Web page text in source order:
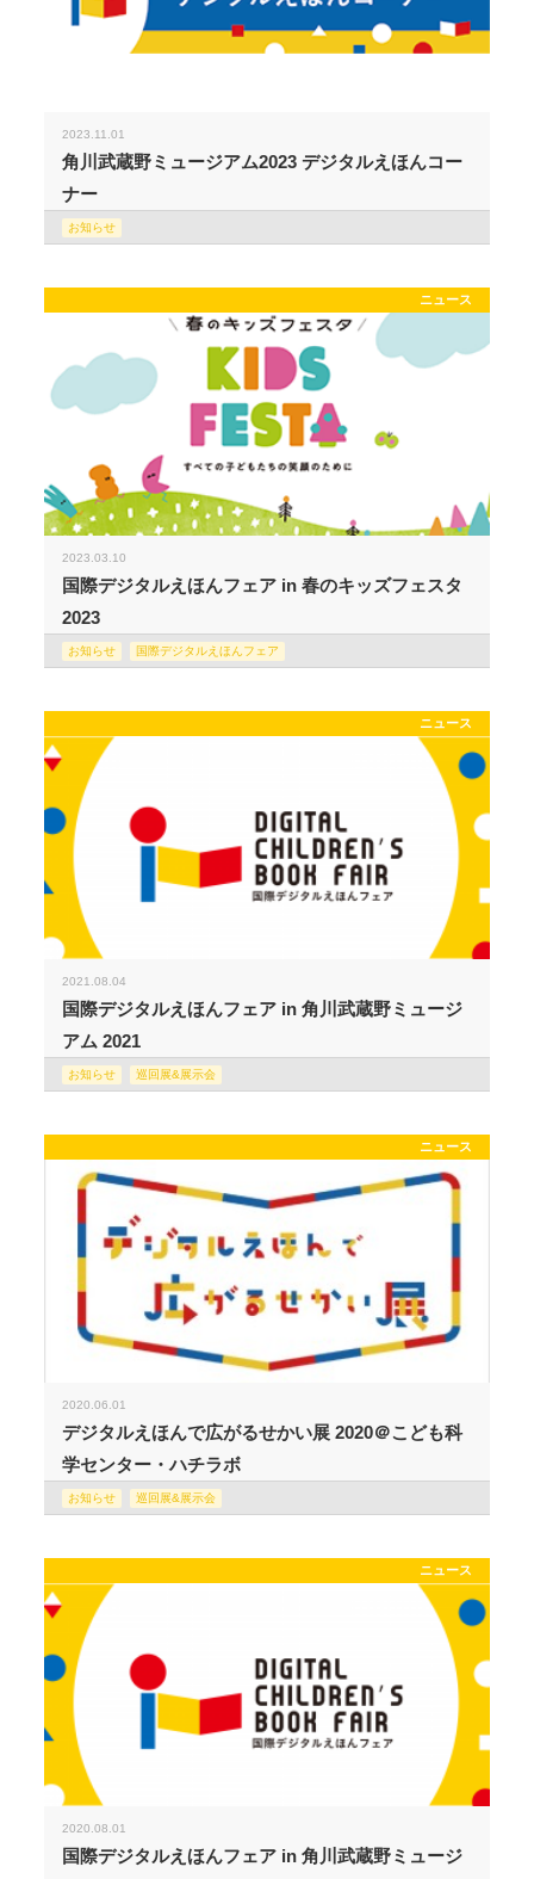
2023.11.01
角川武蔵野ミュージアム2023 デジタルえほんコー
ナー
お知らせ
ニュース
2023.03.10
国際デジタルえほんフェア in 春のキッズフェスタ
2023
お知らせ 国際デジタルえほんフェア
ニュース
2021.08.04
国際デジタルえほんフェア in 角川武蔵野ミュージ
アム 2021
お知らせ 巡回展&展示会
ニュース
2020.06.01
デジタルえほんで広がるせかい展 2020＠こども科
学センター・ハチラボ
お知らせ 巡回展&展示会
ニュース
2020.08.01
国際デジタルえほんフェア in 角川武蔵野ミュージ